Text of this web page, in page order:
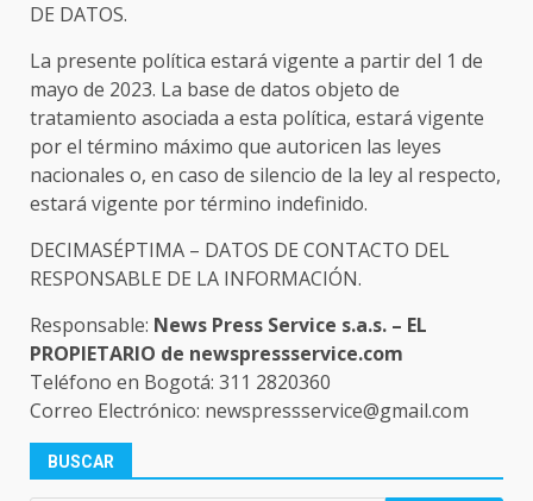
DE DATOS.
La presente política estará vigente a partir del 1 de
mayo de 2023. La base de datos objeto de
tratamiento asociada a esta política, estará vigente
por el término máximo que autoricen las leyes
nacionales o, en caso de silencio de la ley al respecto,
estará vigente por término indefinido.
DECIMASÉPTIMA – DATOS DE CONTACTO DEL
RESPONSABLE DE LA INFORMACIÓN.
Responsable: News Press Service s.a.s. – EL
PROPIETARIO de newspressservice.com
Teléfono en Bogotá: 311 2820360
Correo Electrónico: newspressservice@gmail.com
BUSCAR